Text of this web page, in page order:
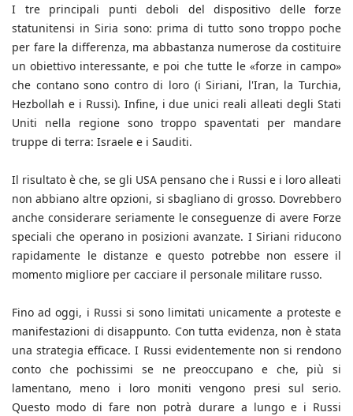
I tre principali punti deboli del dispositivo delle forze
statunitensi in Siria sono: prima di tutto sono troppo poche
per fare la differenza, ma abbastanza numerose da costituire
un obiettivo interessante, e poi che tutte le «forze in campo»
che contano sono contro di loro (i Siriani, l'Iran, la Turchia,
Hezbollah e i Russi). Infine, i due unici reali alleati degli Stati
Uniti nella regione sono troppo spaventati per mandare
truppe di terra: Israele e i Sauditi.
Il risultato è che, se gli USA pensano che i Russi e i loro alleati
non abbiano altre opzioni, si sbagliano di grosso. Dovrebbero
anche considerare seriamente le conseguenze di avere Forze
speciali che operano in posizioni avanzate. I Siriani riducono
rapidamente le distanze e questo potrebbe non essere il
momento migliore per cacciare il personale militare russo.
Fino ad oggi, i Russi si sono limitati unicamente a proteste e
manifestazioni di disappunto. Con tutta evidenza, non è stata
una strategia efficace. I Russi evidentemente non si rendono
conto che pochissimi se ne preoccupano e che, più si
lamentano, meno i loro moniti vengono presi sul serio.
Questo modo di fare non potrà durare a lungo e i Russi